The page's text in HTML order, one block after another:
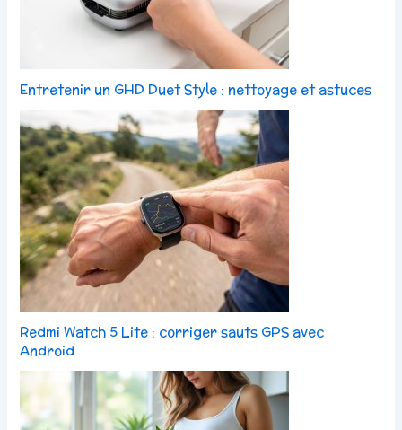
Entretenir un GHD Duet Style : nettoyage et astuces
Redmi Watch 5 Lite : corriger sauts GPS avec
Android